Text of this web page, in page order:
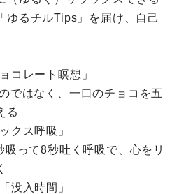
ゆるチルTips」を届け、自己
コレート瞑想」
はなく、一口のチョコを五
る
クス呼吸」
って8秒吐く呼吸で、心をリ
没入時間」